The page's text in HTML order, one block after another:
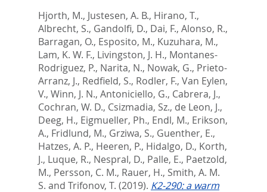
Hjorth, M., Justesen, A. B., Hirano, T.,
Albrecht, S., Gandolfi, D., Dai, F., Alonso, R.,
Barragan, O., Esposito, M., Kuzuhara, M.,
Lam, K. W. F., Livingston, J. H., Montanes-
Rodriguez, P., Narita, N., Nowak, G., Prieto-
Arranz, J., Redfield, S., Rodler, F., Van Eylen,
V., Winn, J. N., Antoniciello, G., Cabrera, J.,
Cochran, W. D., Csizmadia, Sz., de Leon, J.,
Deeg, H., Eigmueller, Ph., Endl, M., Erikson,
A., Fridlund, M., Grziwa, S., Guenther, E.,
Hatzes, A. P., Heeren, P., Hidalgo, D., Korth,
J., Luque, R., Nespral, D., Palle, E., Paetzold,
M., Persson, C. M., Rauer, H., Smith, A. M.
S. and Trifonov, T. (2019). K2-290: a warm